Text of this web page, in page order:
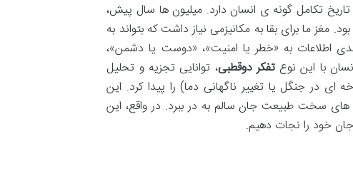
تکامل گونه ی انسان دارد. میلیون ها سال پیش،
ما برای بقا به مکانیزمی نیاز داشت که بتواند به
اطلاعات به «خطر یا امنیت»، «دوست یا دشمن»،
با این نوعتفکر دوقطبی، توانایی تجزیه و تحلیل
در جنگل یا تغییر ناگهانی دما) را پیدا کرد. این
سخت طبیعت جان سالم به در ببرد. در واقع، این
جان خود را نجات دهیم.